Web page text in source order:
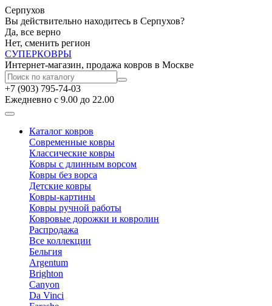
Серпухов
Вы действительно находитесь в Серпухов?
Да, все верно
Нет, сменить регион
СУПЕРКОВРЫ
Интернет-магазин, продажа ковров в Москве
+7 (903) 795-74-03
Ежедневно с 9.00 до 22.00
Каталог ковров
Современные ковры
Классические ковры
Ковры с длинным ворсом
Ковры без ворса
Детские ковры
Ковры-картины
Ковры ручной работы
Ковровые дорожки и ковролин
Распродажа
Все коллекции
Бельгия
Argentum
Brighton
Canyon
Da Vinci